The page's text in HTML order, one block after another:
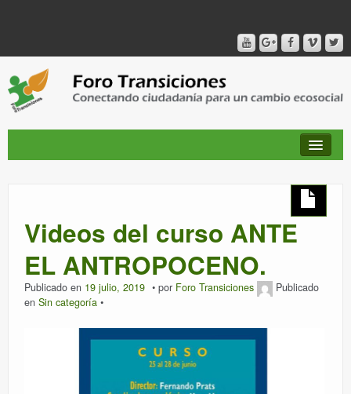
PUBLICACIONES + TIEMPO DE TRANSICIONES
RED AMIG@S DEL FORO
CANAL DE VIDEO
Videos del curso ANTE
EL ANTROPOCENO.
Publicado en 19 julio, 2019 por Foro Transiciones
Publicado
en Sin categoría